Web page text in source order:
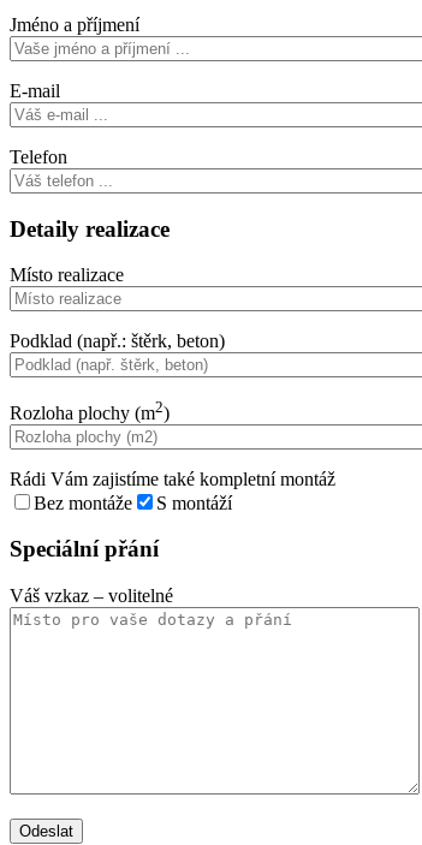
Jméno a příjmení
E-mail
Telefon
Detaily realizace
Místo realizace
Podklad (např.: štěrk, beton)
Rozloha plochy (m2)
Rádi Vám zajistíme také kompletní montáž
Bez montáže
S montáží
Speciální přání
Váš vzkaz – volitelné